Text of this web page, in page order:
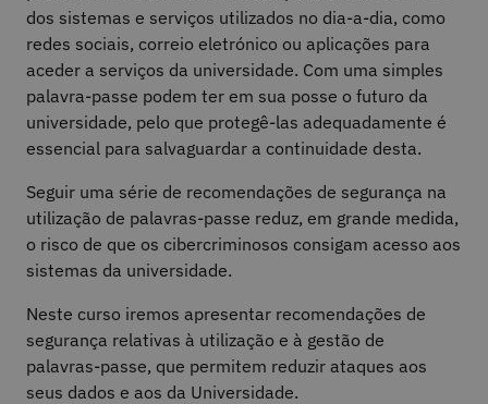
dos sistemas e serviços utilizados no dia-a-dia, como
redes sociais, correio eletrónico ou aplicações para
aceder a serviços da universidade. Com uma simples
palavra-passe podem ter em sua posse o futuro da
universidade, pelo que protegê-las adequadamente é
essencial para salvaguardar a continuidade desta.
Seguir uma série de recomendações de segurança na
utilização de palavras-passe reduz, em grande medida,
o risco de que os cibercriminosos consigam acesso aos
sistemas da universidade.
Neste curso iremos apresentar recomendações de
segurança relativas à utilização e à gestão de
palavras-passe, que permitem reduzir ataques aos
seus dados e aos da Universidade.